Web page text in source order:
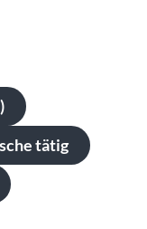
tätig